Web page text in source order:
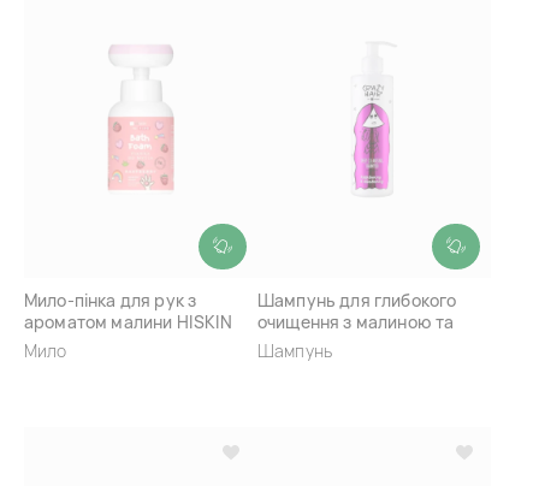
Мило-пінка для рук з
ароматом малини HISKIN
Bath Foam Raspberry
Мило
Шампунь для глибокого
очищення з малиною та
чорницею HISKIN Crazy Hair
Scalp Balance Raspberry
Шампунь